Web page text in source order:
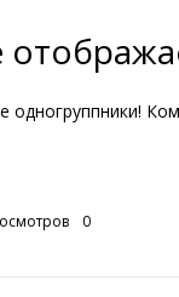
одногруппники!
0